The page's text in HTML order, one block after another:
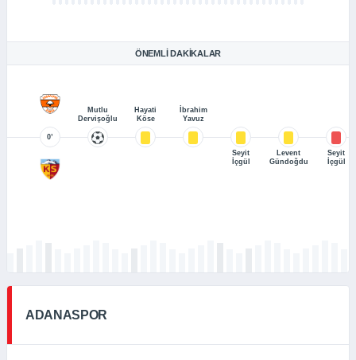
ÖNEMLI DAKIKALAR
0’
Mutlu
Dervişoğlu
Hayati
Köse
İbrahim
Yavuz
Seyit
İçgül
Levent
Gündoğdu
Seyit
İçgül
ADANASPOR